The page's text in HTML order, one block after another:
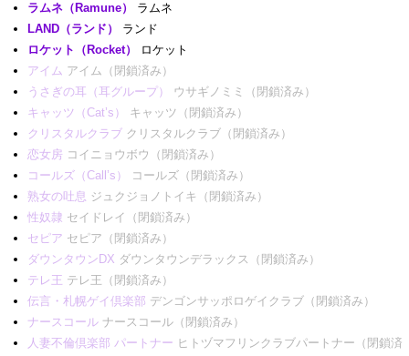
ラムネ（Ramune）
ラムネ
LAND（ランド）
ランド
ロケット（Rocket）
ロケット
アイム アイム（閉鎖済み）
うさぎの耳（耳グループ）
ウサギノミミ（閉鎖済み）
キャッツ（Cat’s）
キャッツ（閉鎖済み）
クリスタルクラブ クリスタルクラブ（閉鎖済み）
恋女房 コイニョウボウ（閉鎖済み）
コールズ（Call’s）
コールズ（閉鎖済み）
熟女の吐息 ジュクジョノトイキ（閉鎖済み）
性奴隷 セイドレイ（閉鎖済み）
セピア セピア（閉鎖済み）
ダウンタウンDX ダウンタウンデラックス（閉鎖済み）
テレ王 テレ王（閉鎖済み）
伝言・札幌ゲイ倶楽部 デンゴンサッポロゲイクラブ（閉鎖済み）
ナースコール ナースコール（閉鎖済み）
人妻不倫倶楽部 パートナー ヒトヅマフリンクラブパートナー（閉鎖済